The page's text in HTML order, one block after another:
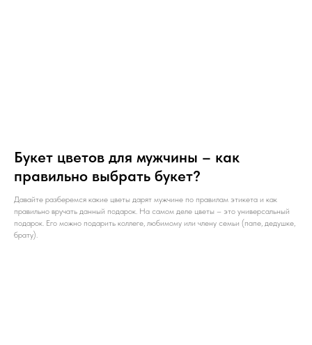
Букет цветов для мужчины – как
правильно выбрать букет?
Давайте разберемся какие цветы дарят мужчине по правилам этикета и как
правильно вручать данный подарок. На самом деле цветы – это универсальный
подарок. Его можно подарить коллеге, любимому или члену семьи (папе, дедушке,
брату).